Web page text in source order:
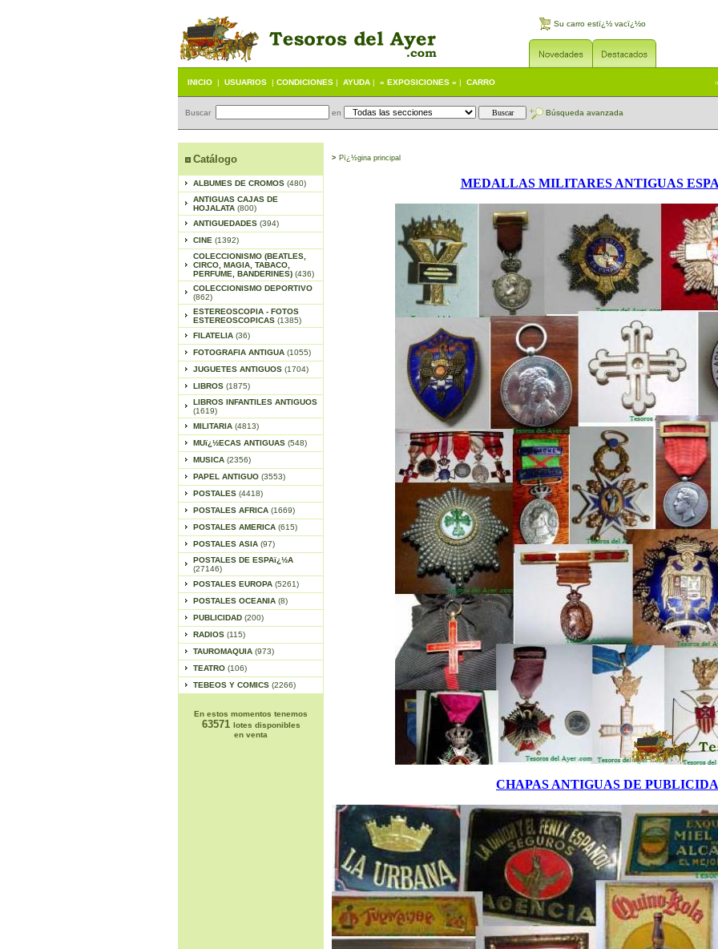
Su carro estï¿½ vacï¿½o
INICIO | USUARIOS | CONDICIONES | AYUDA | « EXPOSICIONES » | CARRO
Buscar en Búsqueda avanzada
Catálogo
ALBUMES DE CROMOS (480)
ANTIGUAS CAJAS DE
HOJALATA (800)
ANTIGUEDADES (394)
CINE (1392)
COLECCIONISMO (BEATLES,
CIRCO, MAGIA, TABACO,
PERFUME, BANDERINES) (436)
COLECCIONISMO DEPORTIVO
(862)
ESTEREOSCOPIA - FOTOS
ESTEREOSCOPICAS (1385)
FILATELIA (36)
FOTOGRAFIA ANTIGUA (1055)
JUGUETES ANTIGUOS (1704)
LIBROS (1875)
LIBROS INFANTILES ANTIGUOS
(1619)
MILITARIA (4813)
MUï¿½ECAS ANTIGUAS (548)
MUSICA (2356)
PAPEL ANTIGUO (3553)
POSTALES (4418)
POSTALES AFRICA (1669)
POSTALES AMERICA (615)
POSTALES ASIA (97)
POSTALES DE ESPAï¿½A
(27146)
POSTALES EUROPA (5261)
POSTALES OCEANIA (8)
PUBLICIDAD (200)
RADIOS (115)
TAUROMAQUIA (973)
TEATRO (106)
TEBEOS Y COMICS (2266)
En estos momentos tenemos
63571 lotes disponibles
en venta
> Pï¿½gina principal
MEDALLAS MILITARES ANTIGUAS
CHAPAS ANTIGUAS DE